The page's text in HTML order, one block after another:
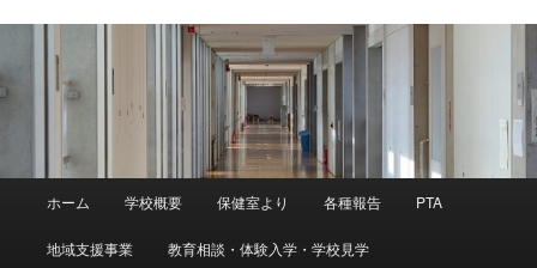
メ
イ
ホーム 学校概要 保健室より 各種報告 PTA
地域支援事業 教育相談・体験入学・学校見学